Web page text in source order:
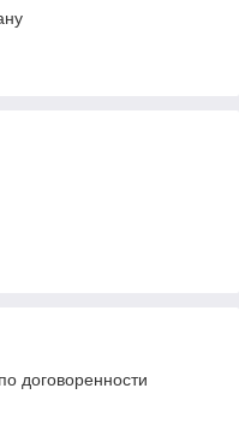
договоренности